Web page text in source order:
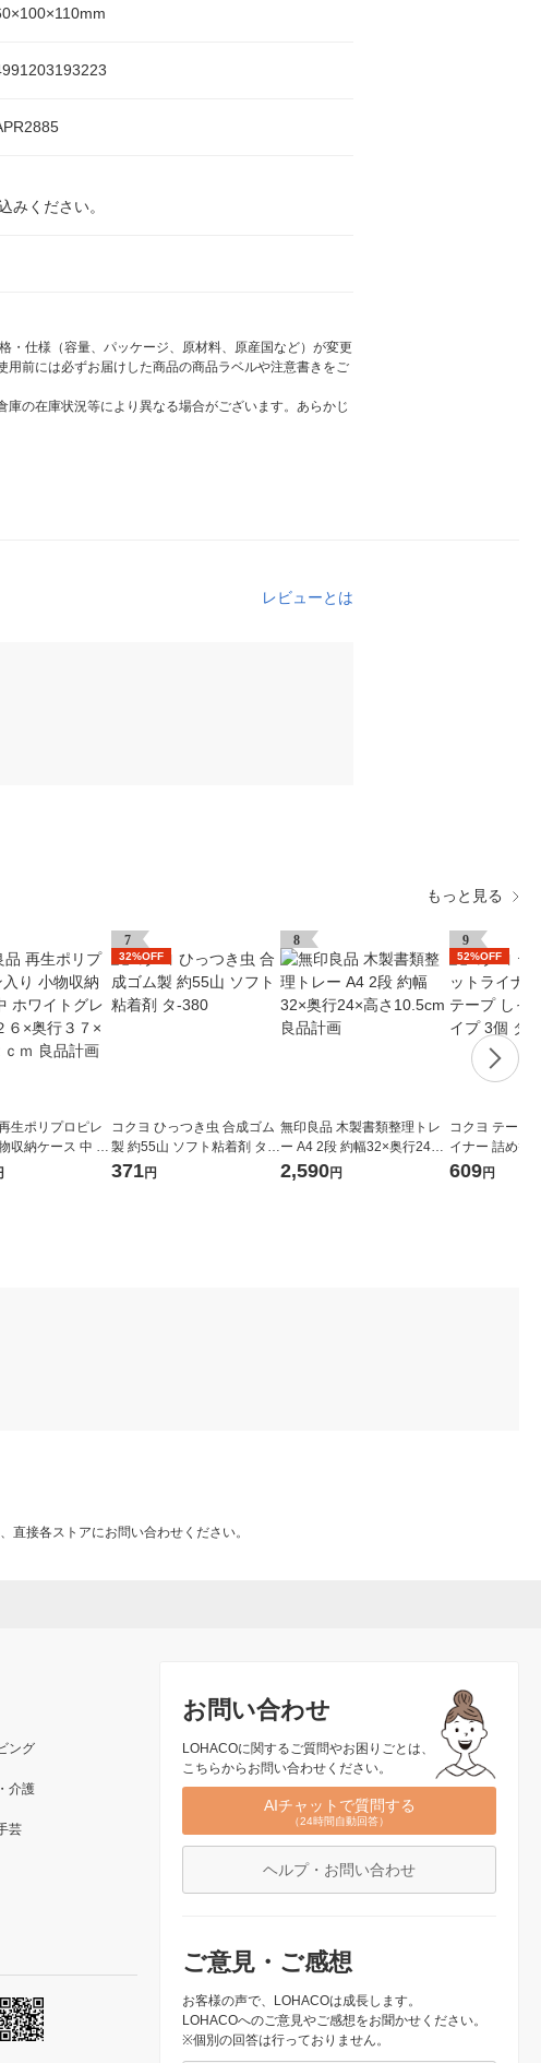
みください。
・仕様（容量、パッケージ、原材料、原産国など）が変更
前には必ずお届けした商品の商品ラベルや注意書きをご
の在庫状況等により異なる場合がございます。あらかじ
レビューとは
もっと見る
生ポリプロピレ
収納ケース 中 ホ
ー 約幅２６×奥行
7
32%OFF
コクヨ ひっつき虫 合成ゴム
製 約55山 ソフト粘着剤 タ-3
80
371円
8
無印良品 木製書類整理トレ
ー A4 2段 約幅32×奥行24×
高さ10.5cm 良品計画
2,590円
9
52%OFF
コクヨ テープ
イナー 詰め替
かり貼るタイ
609円
接各ストアにお問い合わせください。
お問い合わせ
LOHACOに関するご質問やお困りごとは、
こちらからお問い合わせください。
AIチャットで質問する
（24時間自動回答）
ヘルプ・お問い合わせ
ご意見・ご感想
お客様の声で、LOHACOは成長します。
LOHACOへのご意見やご感想をお聞かせください。
※個別の回答は行っておりません。
ング
介護
芸